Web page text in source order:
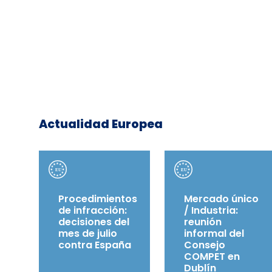
Actualidad Europea
Procedimientos
de infracción:
decisiones del
mes de julio
contra España
Mercado único
/ Industria:
reunión
informal del
Consejo
COMPET en
Dublín